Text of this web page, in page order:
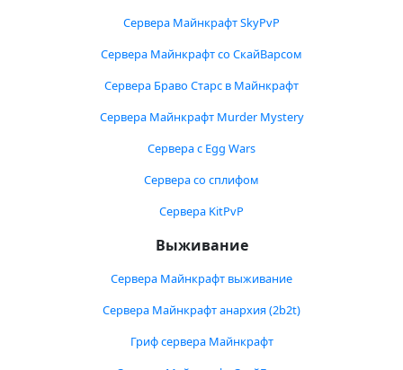
Сервера Майнкрафт SkyPvP
Сервера Майнкрафт со СкайВарсом
Сервера Браво Старс в Майнкрафт
Сервера Майнкрафт Murder Mystery
Сервера с Egg Wars
Сервера со сплифом
Сервера KitPvP
Выживание
Сервера Майнкрафт выживание
Сервера Майнкрафт анархия (2b2t)
Гриф сервера Майнкрафт